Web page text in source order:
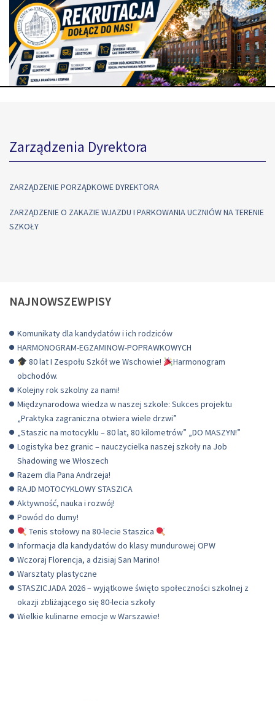
Zarządzenia Dyrektora
ZARZĄDZENIE PORZĄDKOWE DYREKTORA
ZARZĄDZENIE O ZAKAZIE WJAZDU I PARKOWANIA UCZNIÓW NA TERENIE
SZKOŁY
NAJNOWSZEWPISY
Komunikaty dla kandydatów i ich rodziców
HARMONOGRAM-EGZAMINOW-POPRAWKOWYCH
80 lat I Zespołu Szkół we Wschowie!
Harmonogram
obchodów.
Kolejny rok szkolny za nami!
Międzynarodowa wiedza w naszej szkole: Sukces projektu
„Praktyka zagraniczna otwiera wiele drzwi”
„Staszic na motocyklu – 80 lat, 80 kilometrów” „DO MASZYN!”
Logistyka bez granic – nauczycielka naszej szkoły na Job
Shadowing we Włoszech
Razem dla Pana Andrzeja!
RAJD MOTOCYKLOWY STASZICA
Aktywność, nauka i rozwój!
Powód do dumy!
Tenis stołowy na 80-lecie Staszica
Informacja dla kandydatów do klasy mundurowej OPW
Wczoraj Florencja, a dzisiaj San Marino!
Warsztaty plastyczne
STASZICJADA 2026 – wyjątkowe święto społeczności szkolnej z
okazji zbliżającego się 80-lecia szkoły
Wielkie kulinarne emocje w Warszawie!